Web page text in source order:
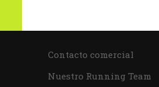
Contacto comercial
Nuestro Running Team